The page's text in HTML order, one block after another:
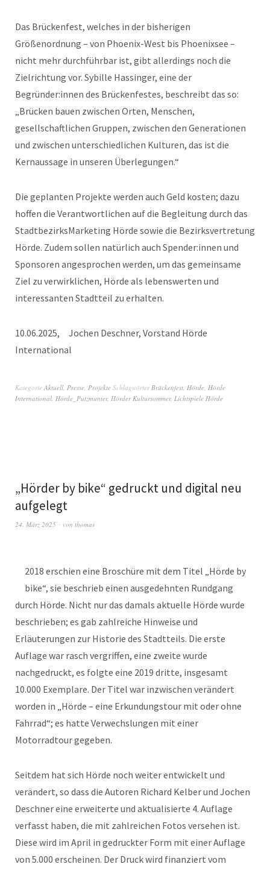
Das Brückenfest, welches in der bisherigen
Größenordnung – von Phoenix-West bis Phoenixsee –
nicht mehr durchführbar ist, gibt allerdings noch die
Zielrichtung vor. Sybille Hassinger, eine der
Begründer:innen des Brückenfestes, beschreibt das so:
„Brücken bauen zwischen Orten, Menschen,
gesellschaftlichen Gruppen, zwischen den Generationen
und zwischen unterschiedlichen Kulturen, das ist die
Kernaussage in unseren Überlegungen.“
Die geplanten Projekte werden auch Geld kosten; dazu
hoffen die Verantwortlichen auf die Begleitung durch das
StadtbezirksMarketing Hörde sowie die Bezirksvertretung
Hörde. Zudem sollen natürlich auch Spender:innen und
Sponsoren angesprochen werden, um das gemeinsame
Ziel zu verwirklichen, Hörde als lebenswerten und
interessanten Stadtteil zu erhalten.
10.06.2025, Jochen Deschner, Vorstand Hörde
International
Kategorie Aktuell Presse Projekte Schlagwörter Brückenfest Hörde Hörde
International Hörde_Putzmunter, Hörder Kultursommer, Lichtspiele Hörde
„Hörder by bike“ gedruckt und digital neu
aufgelegt
24. März 2025 von thomas
2018 erschien eine Broschüre mit dem Titel „Hörde by
bike“, sie beschrieb einen ausgedehnten Rundgang
durch Hörde. Nicht nur das damals aktuelle Hörde wurde
beschrieben; es gab zahlreiche Hinweise und
Erläuterungen zur Historie des Stadtteils. Die erste
Auflage war rasch vergriffen, eine zweite wurde
nachgedruckt, es folgte eine 2019 dritte, insgesamt
10.000 Exemplare. Der Titel war inzwischen verändert
worden in „Hörde – eine Erkundungstour mit oder ohne
Fahrrad“; es hatte Verwechslungen mit einer
Motorradtour gegeben.
Seitdem hat sich Hörde noch weiter entwickelt und
verändert, so dass die Autoren Richard Kelber und Jochen
Deschner eine erweiterte und aktualisierte 4. Auflage
verfasst haben, die mit zahlreichen Fotos versehen ist.
Diese wird im April in gedruckter Form mit einer Auflage
von 5.000 erscheinen. Der Druck wird finanziert vom